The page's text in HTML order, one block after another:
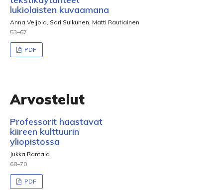
lukiolaisten kuvaamana
Anna Veijola, Sari Sulkunen, Matti Rautiainen
53–67
PDF
Arvostelut
Professorit haastavat
kiireen kulttuurin
yliopistossa
Jukka Rantala
68–70
PDF